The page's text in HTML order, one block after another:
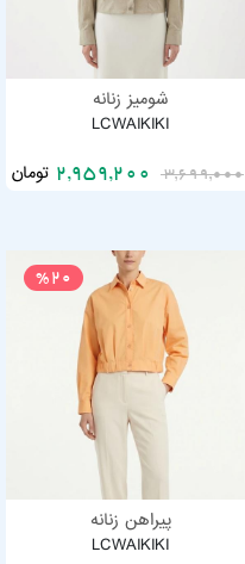
شومیز زنانه
LCWAIKIKI
3,699,000 تومان
%20
پیراهن زنانه
LCWAIKIKI